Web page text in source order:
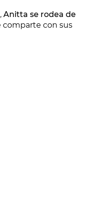
Anitta se rodea de
comparte con sus